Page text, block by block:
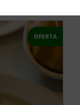
OFERTA